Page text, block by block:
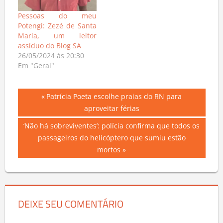
Pessoas do meu
Potengi: Zezé de Santa
Maria, um leitor
assíduo do Blog SA
26/05/2024 às 20:30
Em "Geral"
Navegação
de
Post
Previous
Patrícia Poeta escolhe praias do RN para
aproveitar férias
Next
Post:
‘Não há sobreviventes’: polícia confirma que todos os
passageiros do helicóptero que sumiu estão
mortos
DEIXE SEU COMENTÁRIO